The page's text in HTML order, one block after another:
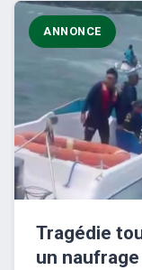
ANNONCE
Tragédie
un